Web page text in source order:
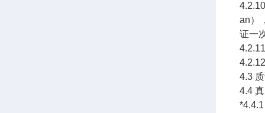
an）
证一
4.3
4.4